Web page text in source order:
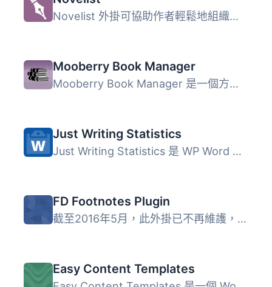
Novelist 外掛可協助作者輕鬆地組織並顯示他們的書籍作品集。...
Mooberry Book Manager
Mooberry Book Manager 是一個方便作者在其 WordPress 網站上...
Just Writing Statistics
Just Writing Statistics 是 WP Word Count 的分支版本。 Jus...
FD Footnotes Plugin
截至2016年5月，此外掛已不再維護，並不會收到任何未來的更新...
Easy Content Templates